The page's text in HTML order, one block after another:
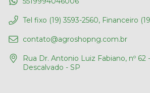
Tel fixo (19) 3593-2560, Financeiro
contato@agroshopng.com.br
Rua Dr. Antonio Luiz Fabiano, nº 62
Descalvado - SP